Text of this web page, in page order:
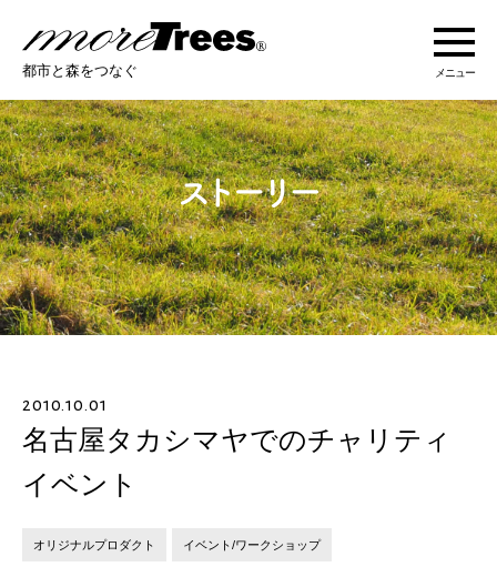
more trees
都市と森をつなぐ メニュー
more treesについて
活動紹介
活動地域
2010.10.01
名古屋タカシマヤでのチャリティ
イベント
オリジナルプロダクト イベント/ワークショップ